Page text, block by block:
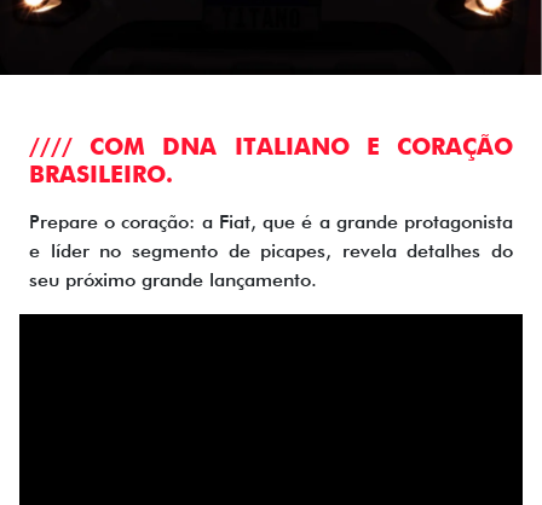
//// COM DNA ITALIANO E CORAÇÃO
BRASILEIRO.
Prepare o coração: a Fiat, que é a grande protagonista
e líder no segmento de picapes, revela detalhes do
seu próximo grande lançamento.